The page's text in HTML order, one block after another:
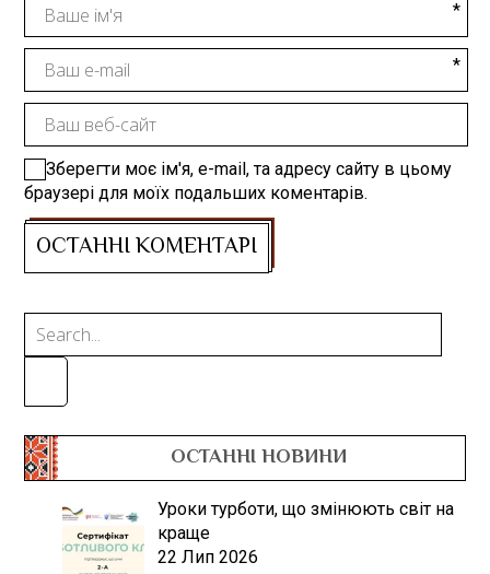
Зберегти моє ім'я, e-mail, та адресу сайту в цьому
браузері для моїх подальших коментарів.
ОСТАННІ НОВИНИ
Уроки турботи, що змінюють світ на
краще
22 Лип 2026